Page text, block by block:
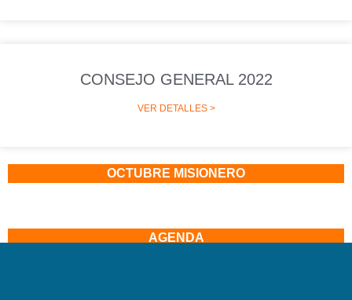
CONSEJO GENERAL 2022
VER DETALLES >
OCTUBRE MISIONERO
AGENDA